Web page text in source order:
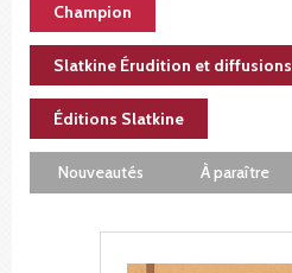
Champion
Slatkine Érudition et diffusions
Éditions Slatkine
Nouveautés À paraître